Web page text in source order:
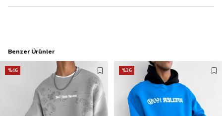
Benzer Ürünler
%46 %36